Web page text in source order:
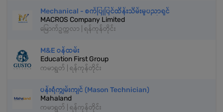
Mechanical - စက်ပြုပြင်ထိန်းသိမ်းမှုပညာရှင်
MACROS Company Limited
မြောက်ဥက္ကလာ | ရန်ကုန်တိုင်း
M&E ဝန်ထမ်း
Education First Group
ကမာရွတ် | ရန်ကုန်တိုင်း
ပန်းရံကျွမ်းကျင် (Mason Technician)
Mahaland
ကမာရွတ် | ရန်ကုန်တိုင်း